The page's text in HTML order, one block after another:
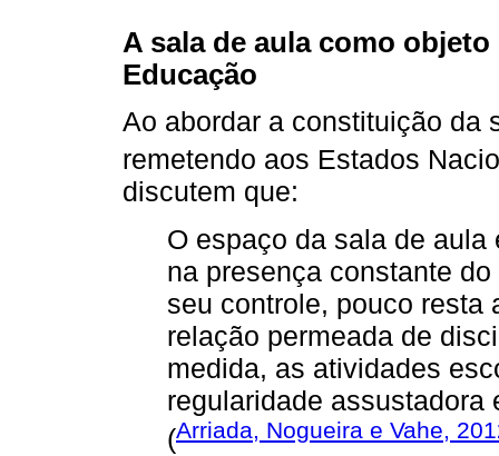
A sala de aula como
Educação
Ao abordar a constituição da
remetendo aos Estados
discutem que:
O espaço da sala de
na presença constante
seu controle, pouco resta
relação permeada de
medida, as atividades
regularidade assustadora
(Arriada, Nogueira e Vahe,